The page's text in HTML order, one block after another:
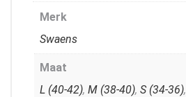
Merk
Swaens
Maat
L (40-42), M (38-40), S (34-36),